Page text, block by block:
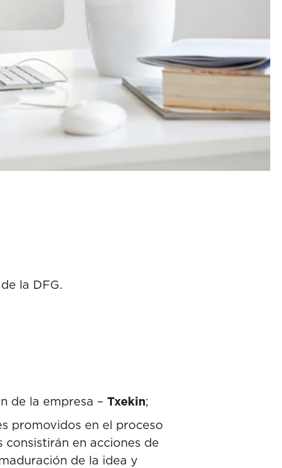
la DFG.
de la empresa – Txekin;
promovidos en el proceso
consistirán en acciones de
de la idea y